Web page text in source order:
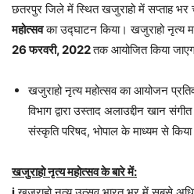
छतरपुर जिले में स्थित खजुराहो में सप्ताह
महोत्सवका उद्घाटन किया। खजुराहो नृत्य
26 फरवरी, 2022तक आयोजित किया
खजुराहो नृत्य महोत्सव का आयोजन
विभाग द्वारा उस्ताद अलाउद्दीन खान
संस्कृति परिषद, भोपाल के माध्यम से किया
खजुराहो नृत्य महोत्सव के बारे में: